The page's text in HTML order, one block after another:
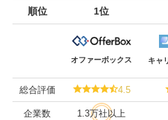
順位 1位
オファーボックス キャ
総合評価 4.5
企業数 1.3万社以上